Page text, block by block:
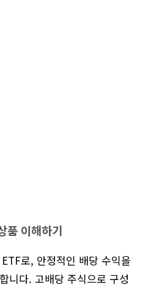
품 이해하기
로, 안정적인 배당 수익을
니다. 고배당 주식으로 구성